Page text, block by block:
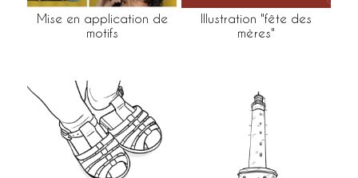
Mise en application de
motifs
Illustration "fête des
mères"